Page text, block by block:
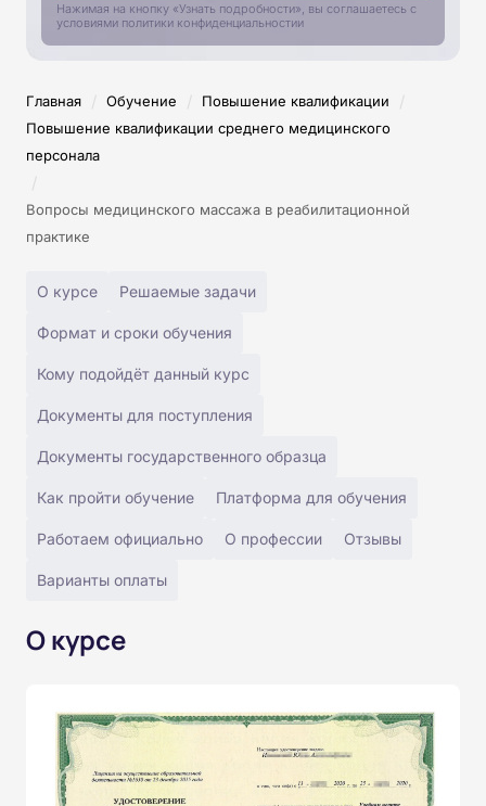
Нажимая на кнопку «Узнать подробности», вы соглашаетесь с
условиями политики конфиденциальностии
Главная / Обучение / Повышение квалификации /
Повышение квалификации среднего медицинского
персонала
/
Вопросы медицинского массажа в реабилитационной
практике
О курсе Решаемые задачи
Формат и сроки обучения
Кому подойдёт данный курс
Документы для поступления
Документы государственного образца
Как пройти обучение Платформа для обучения
Работаем официально О профессии Отзывы
Варианты оплаты
О курсе